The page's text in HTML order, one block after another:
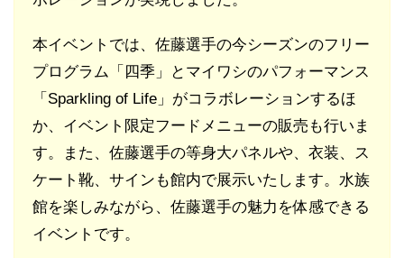
本イベントでは、佐藤選手の今シーズンのフリー
プログラム「四季」とマイワシのパフォーマンス
「Sparkling of Life」がコラボレーションするほ
か、イベント限定フードメニューの販売も行いま
す。また、佐藤選手の等身大パネルや、衣装、ス
ケート靴、サインも館内で展示いたします。水族
館を楽しみながら、佐藤選手の魅力を体感できる
イベントです。